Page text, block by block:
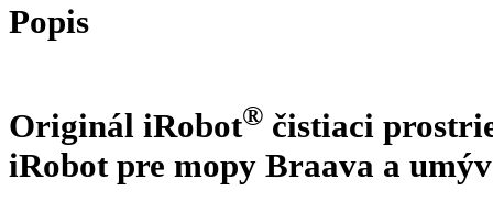
Popis
Originál iRobot® čistiaci
iRobot pre mopy Braava a